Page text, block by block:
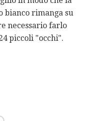
rimanga su
necessario farlo
piccoli "occhi".